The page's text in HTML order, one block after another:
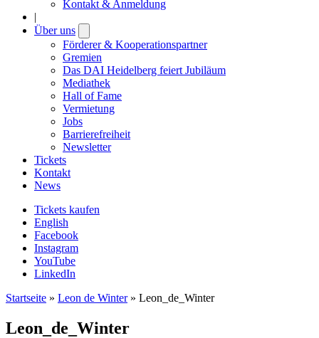
Kontakt & Anmeldung
|
Über uns
submenu
Förderer & Kooperationspartner
Gremien
Das DAI Heidelberg feiert Jubiläum
Mediathek
Hall of Fame
Vermietung
Jobs
Barrierefreiheit
Newsletter
Tickets
Kontakt
News
Tickets kaufen
English
Facebook
Instagram
YouTube
LinkedIn
Startseite » Leon de Winter» Leon_de_Winter
Leon_de_Winter